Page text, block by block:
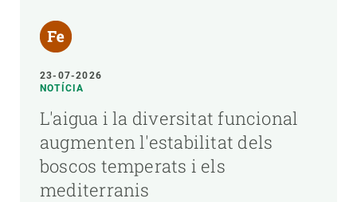
23-07-2026
NOTÍCIA
L'aigua i la diversitat funcional
augmenten l'estabilitat dels
boscos temperats i els
mediterranis